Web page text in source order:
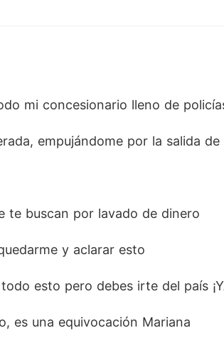
mi concesionario lleno de
empujándome por la salida
te buscan por lavado de dinero
y aclarar esto
esto pero debes irte del país
es una equivocación Mariana